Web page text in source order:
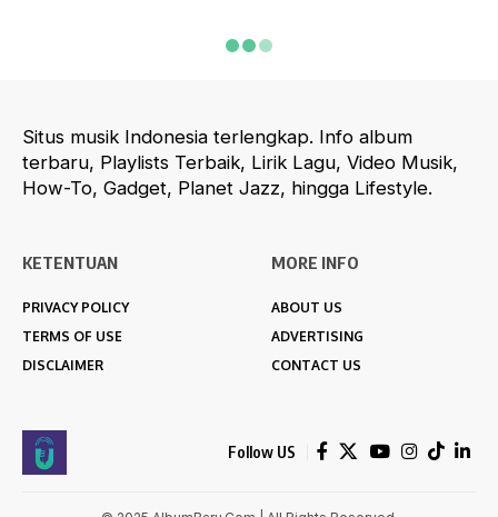
GAC Guest Star di Escalades
Envision
Last updated: September 8, 2017 10:23 pm